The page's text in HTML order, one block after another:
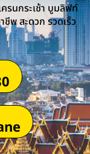
ครนกระเช้า บูมลิฟท์
พ สะดวก รวดเร็ว